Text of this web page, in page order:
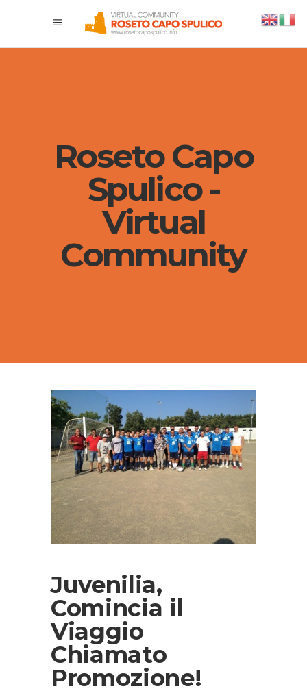
Roseto Capo
Spulico -
Virtual
Community
Juvenilia,
Comincia il
Viaggio
Chiamato
Promozione!